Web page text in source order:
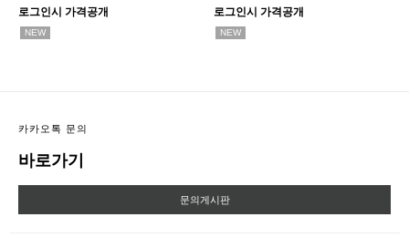
로그인시 가격공개
NEW
로그인시 가격공개
NEW
카카오톡 문의
바로가기
문의게시판